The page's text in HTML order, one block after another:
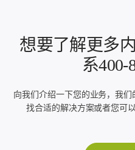
想要了解更多
系400-
向我们介绍一下您的业务，我
找合适的解决方案或者您可